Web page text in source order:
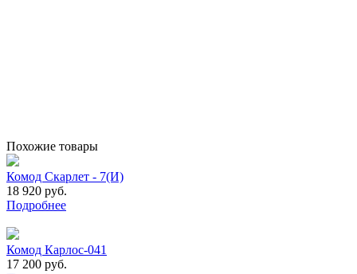
Похожие товары
Комод Скарлет - 7(И)
18 920 руб.
Подробнее
Комод Карлос-041
17 200 руб.